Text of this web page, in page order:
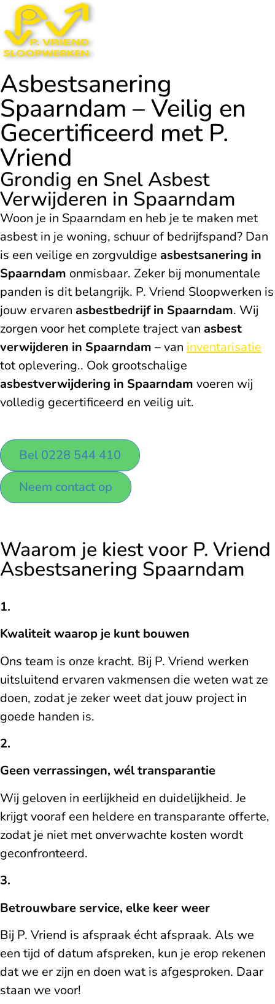
Asbestsanering
Spaarndam – Veilig en
Gecertificeerd met P.
Vriend
Grondig en Snel Asbest
Verwijderen in Spaarndam
Woon je in Spaarndam en heb je te maken met
asbest in je woning, schuur of bedrijfspand? Dan
is een veilige en zorgvuldige asbestsanering in
Spaarndam onmisbaar. Zeker bij monumentale
panden is dit belangrijk. P. Vriend Sloopwerken is
jouw ervaren asbestbedrijf in Spaarndam. Wij
zorgen voor het complete traject van asbest
verwijderen in Spaarndam –van inventarisatie
tot oplevering.. Ook grootschalige
asbestverwijdering in Spaarndam voeren wij
volledig gecertificeerd en veilig uit.
Bel 0228 544 410
Neem contact op
Waarom je kiest voor P. Vriend
Asbestsanering Spaarndam
1.
Kwaliteit waarop je kunt bouwen
Ons team is onze kracht. Bij P. Vriend werken
uitsluitend ervaren vakmensen die weten wat ze
doen, zodat je zeker weet dat jouw project in
goede handen is.
2.
Geen verrassingen, wél transparantie
Wij geloven in eerlijkheid en duidelijkheid. Je
krijgt vooraf een heldere en transparante offerte,
zodat je niet met onverwachte kosten wordt
geconfronteerd.
3.
Betrouwbare service, elke keer weer
Bij P. Vriend is afspraak écht afspraak. Als we
een tijd of datum afspreken, kun je erop rekenen
dat we er zijn en doen wat is afgesproken. Daar
staan we voor!